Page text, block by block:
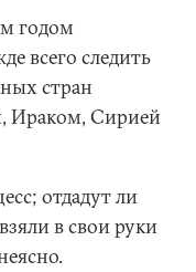
годом
всего следить
стран
Ираком, Сирией
отдадут ли
в свои руки